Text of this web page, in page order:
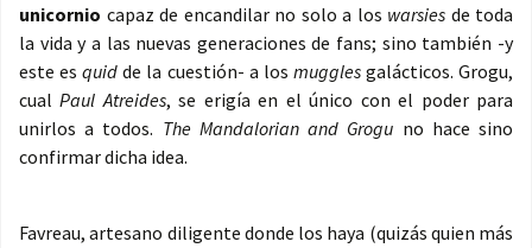
unicornio capaz de encandilar no solo a los warsies de toda
la vida y a las nuevas generaciones de fans; sino también -y
este esquid de la cuestión- a los mugglesgalácticos. Grogu,
cualPaul Atreides, se erigía en el único con el poder para
unirlos a todos. The Mandalorian and Grogu no hace sino
confirmar dicha idea.
Favreau, artesano diligente donde los haya (quizás quien más